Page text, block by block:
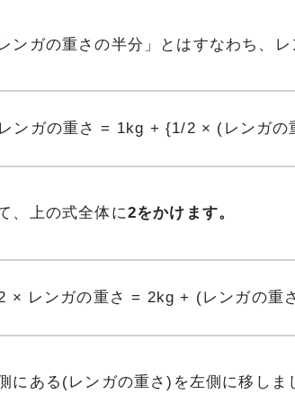
レンガの重さの半分」とはすなわち、
レンガの重さ = 1kg + {1/2 × (レンガの
、上の式全体に2をかけます。
× レンガの重さ = 2kg + (レンガの重
にある(レンガの重さ)を左側に移しま